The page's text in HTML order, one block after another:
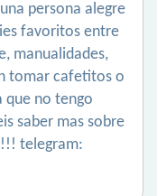
persona alegre
favoritos entre
manualidades,
tomar cafetitos o
que no tengo
saber mas sobre
telegram: